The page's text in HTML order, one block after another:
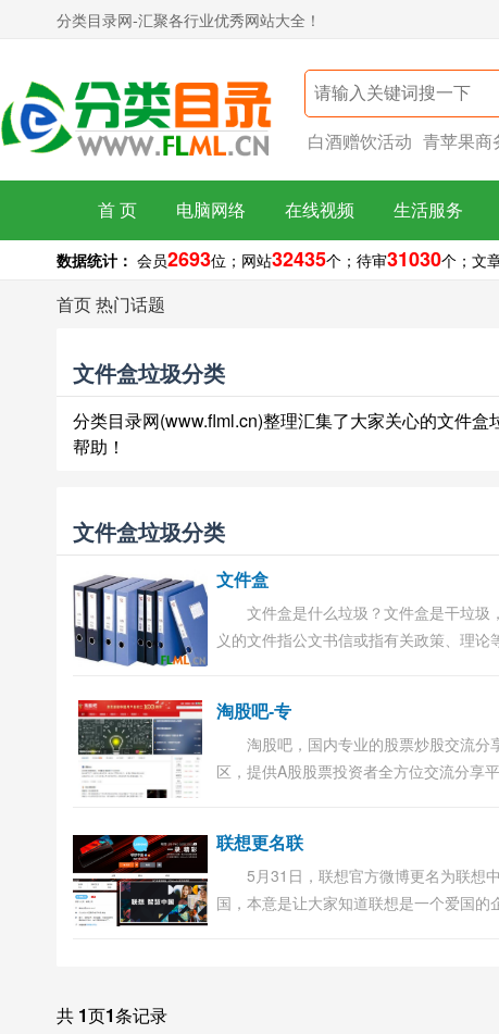
分类目录网-汇聚各行业优秀网站大全！
白酒赠饮活动 青苹果商
首 页 电脑网络 在线视频 生活服务
数据统计： 会员2693位； 网站32435个； 待审31030个； 文
首页热门话题
文件盒垃圾分类
分类目录网(www.flml.cn)整理汇集了大家关心的文件
帮助！
文件盒垃圾分类
文件盒
文件盒是什么垃圾？文件盒是干垃圾
义的文件指公文书信或指有关政策、理论
义的...
淘股吧-专
淘股吧，国内专业的股票炒股交流分
区，提供A股股票投资者全方位交流分享平
情、牛人股...
联想更名联
5月31日，联想官方微博更名为联想中
国，本意是让大家知道联想是一个爱国的
共 1页1条记录